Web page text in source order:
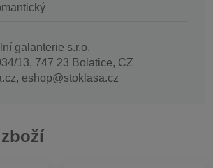
galanterie s.r.o.
13, 747 23 Bolatice, CZ
eshop@stoklasa.cz